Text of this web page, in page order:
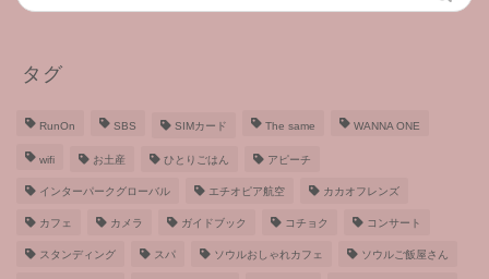
タグ
RunOn SBS SIMカード The same WANNA ONE
wifi お土産 ひとりごはん アピーチ
インターパークグローバル エチオピア航空 カカオフレンズ
カフェ カメラ ガイドブック コチョク コンサート
スタンディング スパ ソウルおしゃれカフェ ソウルご飯屋さん